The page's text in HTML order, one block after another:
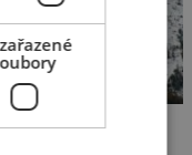
na